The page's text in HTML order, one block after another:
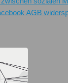
AGB